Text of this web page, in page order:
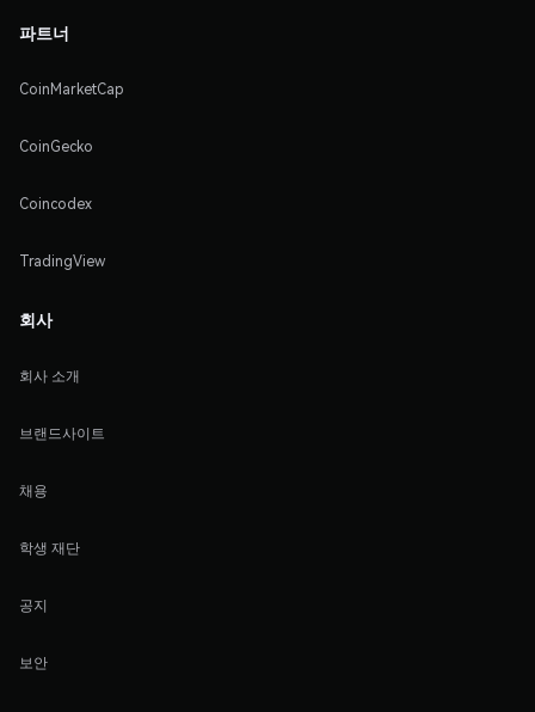
파트너
CoinMarketCap
CoinGecko
Coincodex
TradingView
회사
회사 소개
브랜드사이트
채용
학생 재단
공지
보안